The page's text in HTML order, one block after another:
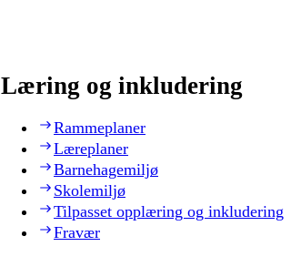
Læring og inkludering
Rammeplaner
Læreplaner
Barnehagemiljø
Skolemiljø
Tilpasset opplæring og inkludering
Fravær